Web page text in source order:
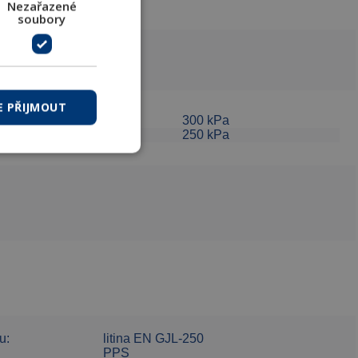
300 kPa
250 kPa
litina EN GJL-250
PPS
Nezařazené
soubory
PŘIJMOUT